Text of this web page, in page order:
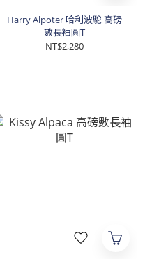
Harry Alpoter 哈利波駝 高磅
數長袖圓T
NT$2,280